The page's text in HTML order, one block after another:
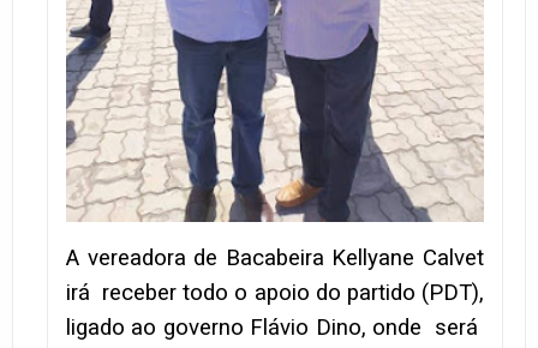
A vereadora de Bacabeira Kellyane Calvet
irá receber todo o apoio do partido (PDT),
ligado ao governo Flávio Dino, onde será